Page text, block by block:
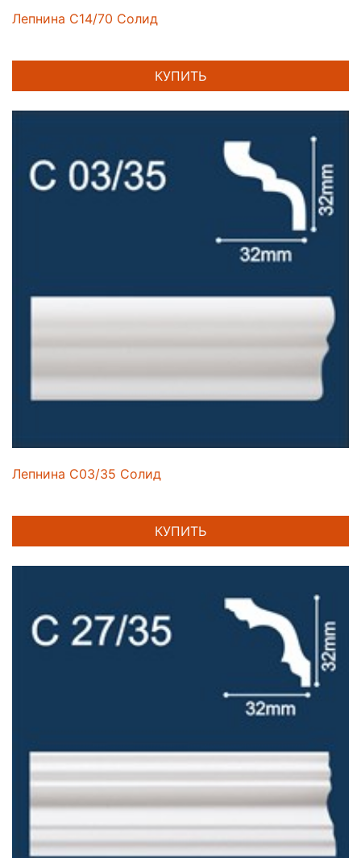
Лепнина C14/70 Солид
КУПИТЬ
Лепнина C03/35 Солид
КУПИТЬ